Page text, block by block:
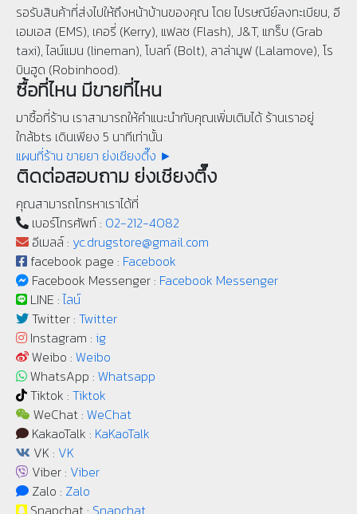
รอรับสินค้าที่ส่งไปให้ถึงหน้าบ้านของคุณ โดย ไปรษณีย์ลงทะเบียน, อี
เอมเอส (EMS), เคอรี่ (Kerry), แฟลช (Flash), J&T, แกร็บ (Grab
taxi), ไลน์แมน (lineman), โบลท์ (Bolt), ลาล่ามูฟ (Lalamove), โร
บินฮูด (Robinhood).
ซื้อที่ไหน มีขายที่ไหน
มาซื้อที่ร้าน เราสามารถให้คำแนะนำกับคุณเพิ่มเติมได้ ร้านเราอยู่
ใกล้bts เดินเพียง 5 นาทีเท่านั้น
แผนที่ร้าน ขายยา ย่งเชียงตึ๊ง ►
ติดต่อสอบถาม ย่งเชียงตึ๊ง
คุณสามารถโทรหาเราได้ที่
เบอร์โทรศัพท์ : 02-212-4082
อีเมลล์ : yc.drugstore@gmail.com
facebook page : Facebook
Facebook Messenger : Facebook Messenger
LINE :ไลน์
Twitter : Twitter
Instagram : ig
Weibo : Weibo
WhatsApp : Whatsapp
Tiktok : Tiktok
WeChat : WeChat
KakaoTalk : KaKaoTalk
VK : VK
Viber : Viber
Zalo : Zalo
Snapchat : Snapchat